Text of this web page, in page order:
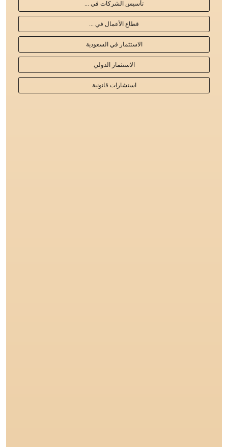
تأسيس الشركات في ...
قطاع الأعمال في ...
الاستثمار في السعودية
الاستثمار الدولي
استشارات قانونية